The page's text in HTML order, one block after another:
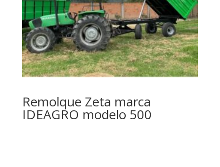
Remolque Zeta marca
IDEAGRO modelo 500